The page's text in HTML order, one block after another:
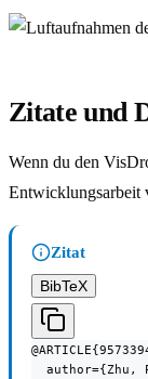
Zitate und
Wenn du den
Entwicklungsarbeit
Zitat
BibTeX
author={Zhu,